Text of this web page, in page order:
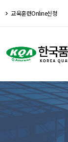
교육훈련Online신청